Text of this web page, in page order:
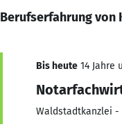
Berufserfahrung von
Bis heute 14 Jahre
Waldstadtkanzlei -